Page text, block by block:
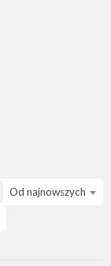
Od najnowszych